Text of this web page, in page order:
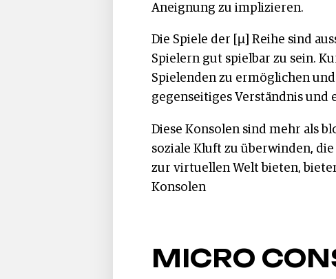
Aneignung zu implizieren.
Die Spiele der [µ] Reihe sind
Spielern gut spielbar zu sein.
Spielenden zu ermöglichen
gegenseitiges Verständnis und
Diese Konsolen sind mehr als
soziale Kluft zu überwinden,
zur virtuellen Welt bieten,
Konsolen
MICRO